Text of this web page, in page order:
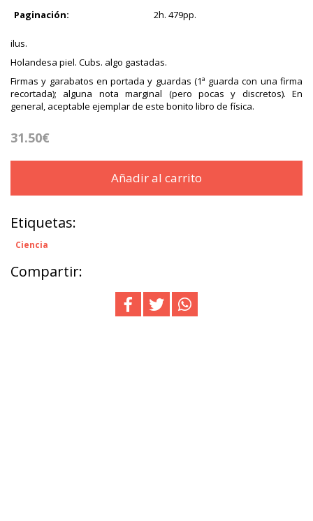
Paginación:
2h. 479pp.
ilus.
Holandesa piel. Cubs. algo gastadas.
Firmas y garabatos en portada y guardas (1ª guarda con una firma
recortada); alguna nota marginal (pero pocas y discretos). En
general, aceptable ejemplar de este bonito libro de física.
31.50€
Añadir al carrito
Etiquetas:
Ciencia
Compartir: